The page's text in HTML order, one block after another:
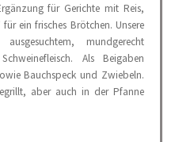
für Gerichte mit Reis,
ein frisches Brötchen. Unsere
mundgerecht
Als Beigaben
Bauchspeck und Zwiebeln.
aber auch in der Pfanne